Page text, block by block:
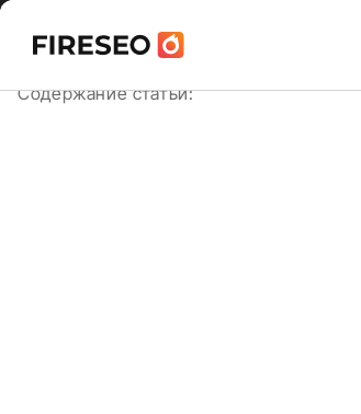
Skip
contentСсылки
хлебных
Ссылки
хлебных
Содержание статьи: